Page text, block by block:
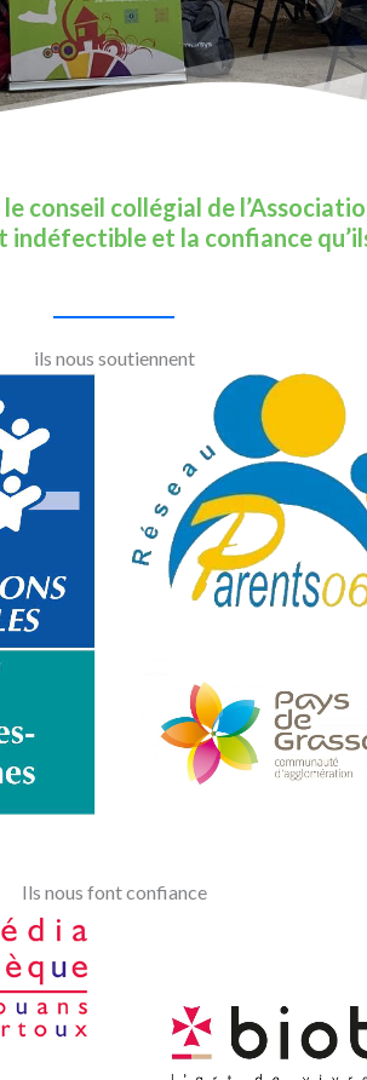
conseil collégial de
et la confiance
ils nous soutiennent
Ils nous font confiance